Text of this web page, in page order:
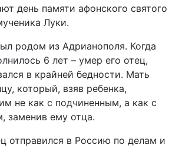
Львів
Харків
Наука
день памяти афонского святого
Луки.
родом из Адрианополя. Когда
6 лет – умер его отец,
в крайней бедности. Мать
который, взяв ребенка,
не как с подчиненным, а как с
заменив ему отца.
отправился в Россию по делам и